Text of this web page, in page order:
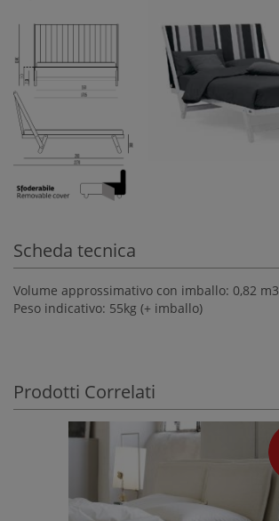
Scheda tecnica
Volume approssimativo con imballo: 0,82 m3
Peso indicativo: 55kg (+ imballo)
Prodotti Correlati